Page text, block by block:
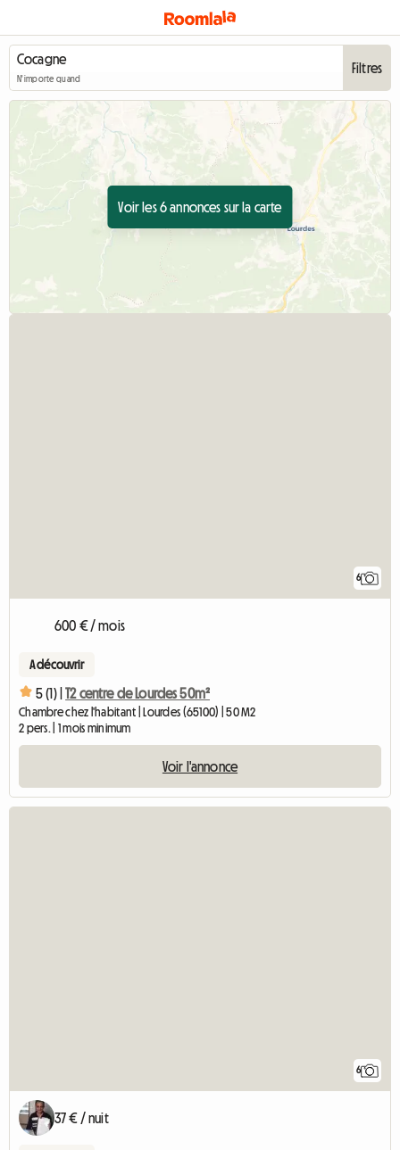
N'importe quand
Filtres
Voir les 6 annonces sur la carte
6
600 € / mois
A découvrir
5 (1) | T2 centre de Lourdes 50m²
Chambre chez l'habitant | Lourdes (65100) | 50 M2
2 pers. | 1 mois minimum
Voir l'annonce
6
37 € / nuit